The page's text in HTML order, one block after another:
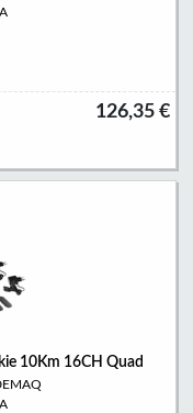
126,35 €
10Km 16CH Quad